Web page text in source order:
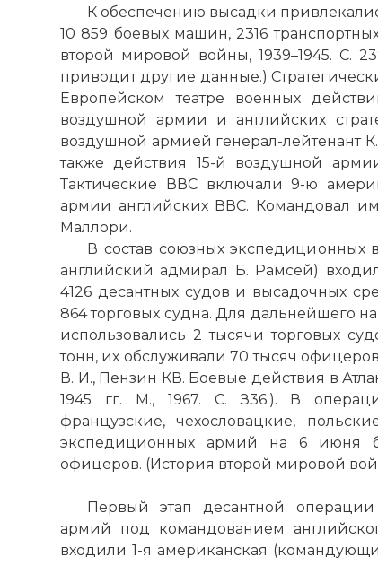
К обеспечению высадки
10 859 боевых машин, 2316
второй мировой войны, 1939–1945. С.
приводит другие данные.)
Европейском театре военных
воздушной армии и английских
воздушной армией генерал-лейтенант
также действия 15-й воздушной
Тактические ВВС включали 9-ю
армии английских ВВС. Командовал
Маллори.
В состав союзных
английский адмирал Б. Рамсей)
4126 десантных судов и высадочных
864 торговых судна. Для дальнейшего
использовались 2 тысячи торговых
тонн, их обслуживали 70 тысяч
В. И., Пензин КВ. Боевые действия в
1945 гг. М., 1967. С. З36.). В
французские, чехословацкие,
экспедиционных армий на 6 июня
офицеров. (История второй мировой
Первый этап десантной операции
армий под командованием
входили 1-я американская
Дуа́йт
прозвище
армии